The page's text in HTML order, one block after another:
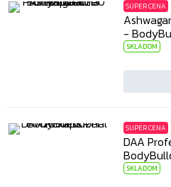
SUPER CENA
-
SKLADOM
SUPER CENA
DAA
SKLADOM